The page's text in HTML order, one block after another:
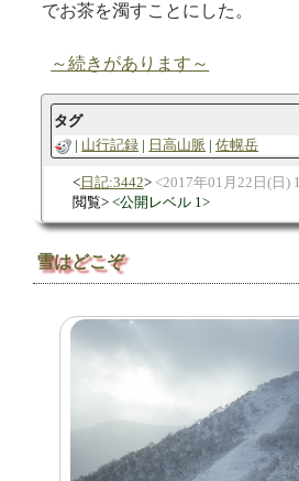
でお茶を濁すことにした。
～続きがあります～
タグ
山行記録
日高山脈 佐幌岳
日記:3442 2017年01月22日(日)
閲覧
公開レベル 1
雪はどこぞ